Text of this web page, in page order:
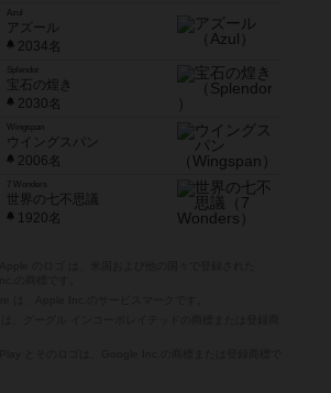
Azul
アズール
2034名
宝石の煌き
2030名
Wingspan
ウイングスパン
2006名
7 Wonders
世界の七不思議
1920名